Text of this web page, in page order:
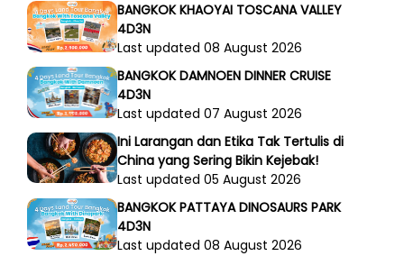
BANGKOK KHAOYAI TOSCANA VALLEY
4D3N
Last updated 08 August 2026
BANGKOK DAMNOEN DINNER CRUISE
4D3N
Last updated 07 August 2026
Ini Larangan dan Etika Tak Tertulis di
China yang Sering Bikin Kejebak!
Last updated 05 August 2026
BANGKOK PATTAYA DINOSAURS PARK
4D3N
Last updated 08 August 2026